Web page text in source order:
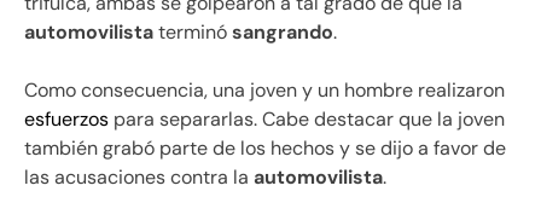
automovilistaterminósangrando.
Como consecuencia, una joven y un hombre realizaron
esfuerzos para separarlas. Cabe destacar que la joven
también grabó parte de los hechos y se dijo a favor de
las acusaciones contra la automovilista.